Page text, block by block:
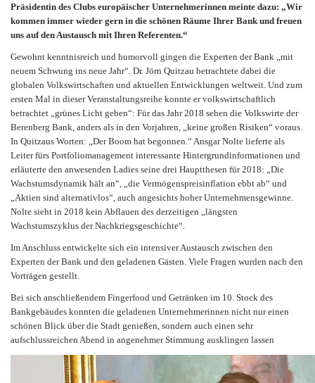
Präsidentin des Clubs europäischer Unternehmerinnen meinte dazu: „Wir
kommen immer wieder gern in die schönen Räume Ihrer Bank und freuen
uns auf den Austausch mit Ihren Referenten.“
Gewohnt kenntnisreich und humorvoll gingen die Experten der Bank „mit
neuem Schwung ins neue Jahr“. Dr. Jörn Quitzau betrachtete dabei die
globalen Volkswirtschaften und aktuellen Entwicklungen weltweit. Und zum
ersten Mal in dieser Veranstaltungsreihe konnte er volkswirtschaftlich
betrachtet „grünes Licht geben“: Für das Jahr 2018 sehen die Volkswirte der
Berenberg Bank, anders als in den Vorjahren, „keine großen Risiken“ voraus.
In Quitzaus Worten: „Der Boom hat begonnen.“ Ansgar Nolte lieferte als
Leiter fürs Portfoliomanagement interessante Hintergrundinformationen und
erläuterte den anwesenden Ladies seine drei Hauptthesen für 2018: „Die
Wachstumsdynamik hält an“, „die Vermögenspreisinflation ebbt ab“ und
„Aktien sind alternativlos“, auch angesichts hoher Unternehmensgewinne.
Nolte sieht in 2018 kein Abflauen des derzeitigen „längsten
Wachstumszyklus der Nachkriegsgeschichte“.
Im Anschluss entwickelte sich ein intensiver Austausch zwischen den
Experten der Bank und den geladenen Gästen. Viele Fragen wurden nach den
Vorträgen gestellt.
Bei sich anschließendem Fingerfood und Getränken im 10. Stock des
Bankgebäudes konnten die geladenen Unternehmerinnen nicht nur einen
schönen Blick über die Stadt genießen, sondern auch einen sehr
aufschlussreichen Abend in angenehmer Stimmung ausklingen lassen